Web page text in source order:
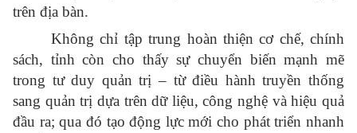
trên địa bàn.
Không chỉ tập trung hoàn thiện cơ chế, chính
sách, tỉnh còn cho thấy sự chuyển biến mạnh mẽ
trong tư duy quản trị – từ điều hành truyền thống
sang quản trị dựa trên dữ liệu, công nghệ và hiệu quả
đầu ra; qua đó tạo động lực mới cho phát triển nhanh